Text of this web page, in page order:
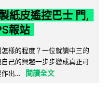
紙皮遙控巴士 門,
報站
樣的程度？一位就讀中三的
己的興趣一步步變成真正可
出...
閱讀全文